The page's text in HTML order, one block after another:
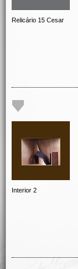
Relicário 15 Cesar
Interior 2